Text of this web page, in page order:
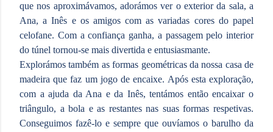
que nos aproximávamos, adorámos ver o exterior da sala, a
Ana, a Inês e os amigos com as variadas cores do papel
celofane. Com a confiança ganha, a passagem pelo interior
do túnel tornou-se mais divertida e entusiasmante.
Explorámos também as formas geométricas da nossa casa de
madeira que faz um jogo de encaixe. Após esta exploração,
com a ajuda da Ana e da Inês, tentámos então encaixar o
triângulo, a bola e as restantes nas suas formas respetivas.
Conseguimos fazê-lo e sempre que ouvíamos o barulho da